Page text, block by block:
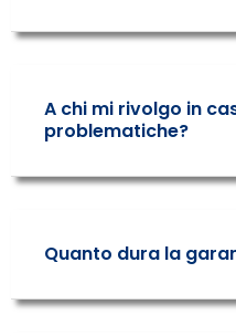
A chi mi rivolgo in
problematiche?
Quanto dura la